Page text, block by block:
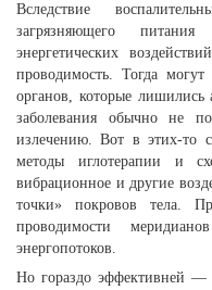
Вследствие
загрязняющего
энергетических
проводимость. Тогда могут
органов, которые лишились
заболевания обычно не
излечению. Вот в этих-то
методы иглотерапии и
вибрационное и другие
точки» покровов тела.
проводимости
энергопотоков.
Но гораздо эффективней —